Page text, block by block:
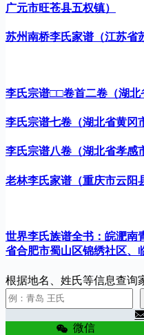
广元市旺苍县五权镇）
苏州南桥李氏家谱（江苏省
李氏宗谱□□卷首二卷（湖北
李氏宗谱七卷（湖北省黄冈
李氏宗谱八卷（湖北省孝感
老林李氏家谱（重庆市云阳
世界李氏族谱全书：皖淝南
省合肥市蜀山区锦绣社区、
根据地名、姓氏等信息查询
微信